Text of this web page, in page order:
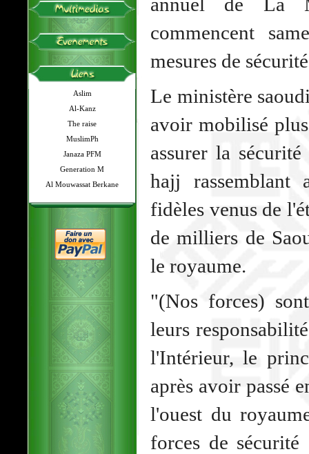
Aslim
Al-Kanz
The raise
MuslimPh
Janaza PFM
Generation M
Al Mouwassat Berkane
commencent
mesures de
Le ministère
avoir mobilisé
assurer la
hajj
fidèles venus de
de milliers de
le royaume.
"(Nos forces)
leurs
l'Intérieur, le
après avoir passé
l'ouest du
forces de sécurité